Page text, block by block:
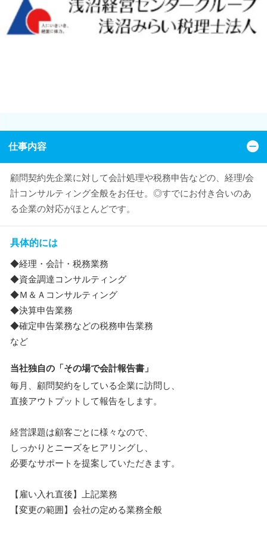
仕事内容
顧問契約先企業に対して会計処理や税務申告などの、経理/会
計コンサルティング全般をお任せ。◎すでにお付き合いのあ
る企業の対応がほとんどです。
具体的には
◆経理・会計・税務業務
◆資金調達コンサルティング
◆Ｍ＆Ａコンサルティング
◆決算申告業務
◆確定申告業務などの税務申告業務
など
当社独自の「その場で会計報告書」
毎月、顧問契約をしている企業に訪問し、
直接アウトプットして報告をします。
経営課題は顧客ごとに様々なので、
しっかりとニーズをヒアリングし、
必要なサポートを提案していただきます。
【雇い入れ直後】上記業務
【変更の範囲】会社の定める業務全般